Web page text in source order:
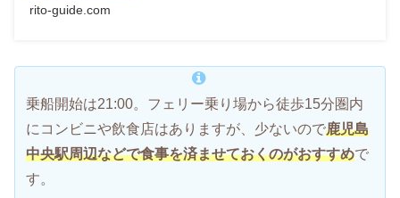
rito-guide.com
乗船開始は21:00。フェリー乗り場から徒歩15分圏内
にコンビニや飲食店はありますが、少ないので鹿児島
中央駅周辺などで食事を済ませておくのがおすすめで
す。